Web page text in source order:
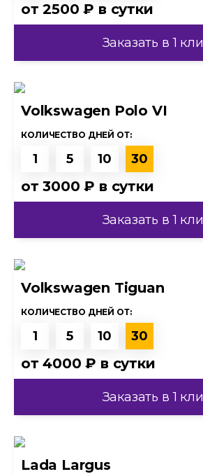
от2500 ₽ в сутки
Заказать в 1
Volkswagen Polo VI
КОЛИЧЕСТВО ДНЕЙ ОТ:
1 5 10 30
от3000 ₽ в сутки
Заказать в 1
Volkswagen Tiguan
КОЛИЧЕСТВО ДНЕЙ ОТ:
1 5 10 30
от4000 ₽ в сутки
Заказать в 1
Lada Largus